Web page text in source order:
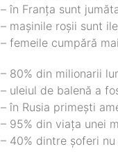
– în Franța sunt
– mașinile roșii sunt
– femeile cumpără
– 80% din milionarii
– uleiul de balenă a
– în Rusia primești
– 95% din viața unei
– 40% dintre șoferi